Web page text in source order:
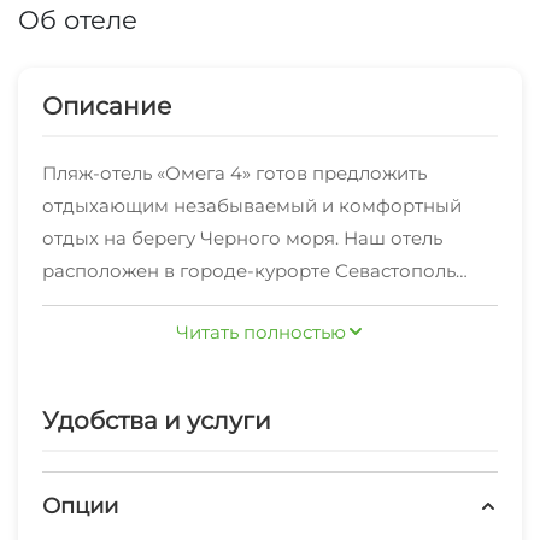
Об отеле
Описание
Пляж-отель «Омега 4» готов предложить
отдыхающим незабываемый и комфортный
отдых на берегу Черного моря. Наш отель
расположен в городе-курорте Севастополь
всего в 50 метрах от пляжа. Гостиница
находится на берегу одноименной бухты
города Севастополя.
Крыму и Севастополе, совершить путешествие
Читать полностью
Удобства и услуги
Опции